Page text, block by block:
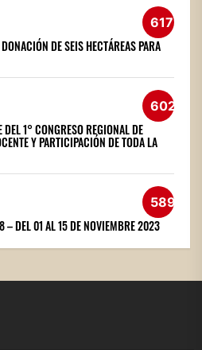
617
DE SEIS HECTÁREAS PARA
602
1° CONGRESO REGIONAL DE
Y PARTICIPACIÓN DE TODA LA
589
– DEL 01 AL 15 DE NOVIEMBRE 2023